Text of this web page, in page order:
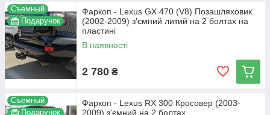
Съемный
Подарунок
Фаркоп - Lexus GX 470 (V8) Позашляховик
(2002-2009) з'ємний литий на 2 болтах на
пластині
В наявності
2 780 ₴
Съемный
Подарунок
Фаркоп - Lexus RX 300 Кросовер (2003-
2009) з'ємний на 2 болтах